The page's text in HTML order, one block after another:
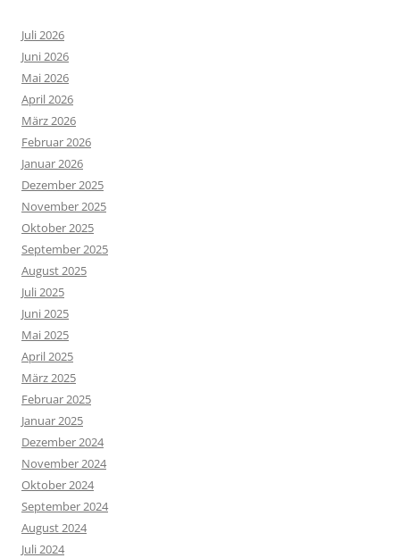
Juli 2026
Juni 2026
Mai 2026
April 2026
März 2026
Februar 2026
Januar 2026
Dezember 2025
November 2025
Oktober 2025
September 2025
August 2025
Juli 2025
Juni 2025
Mai 2025
April 2025
März 2025
Februar 2025
Januar 2025
Dezember 2024
November 2024
Oktober 2024
September 2024
August 2024
Juli 2024